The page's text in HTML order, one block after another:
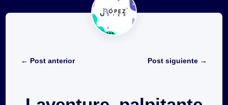
← Post anterior Post siguiente→